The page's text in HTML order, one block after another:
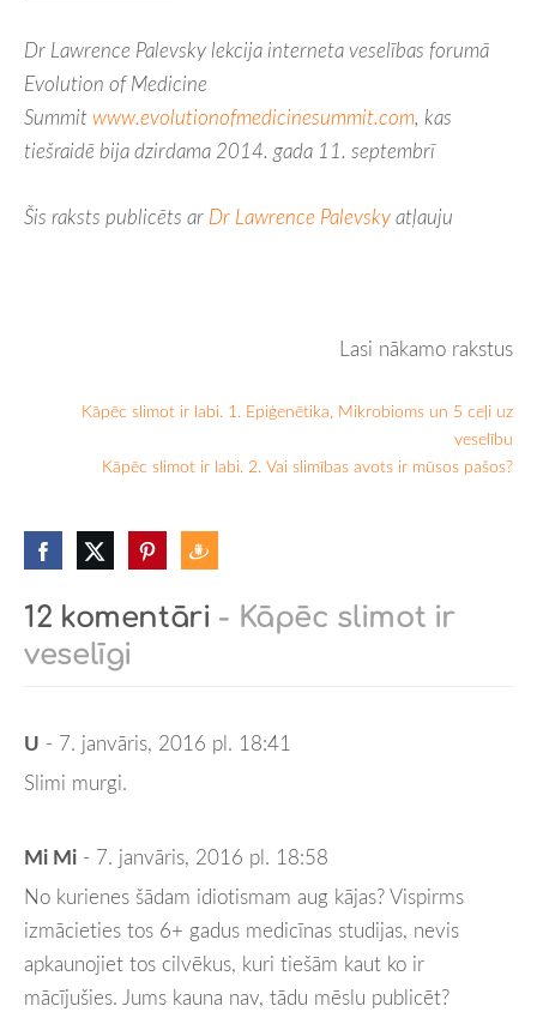
Dr Lawrence Palevsky lekcija interneta veselības forumā
Evolution of Medicine
Summitwww.evolutionofmedicinesummit.com, kas
tiešraidē bija dzirdama 2014. gada 11. septembrī
Šis raksts publicēts ar Dr Lawrence Palevskyatļauju
Lasi nākamo rakstus
Kāpēc slimot ir labi. 1. Epiģenētika, Mikrobioms un 5 ceļi uz
veselību
Kāpēc slimot ir labi. 2. Vai slimības avots ir mūsos pašos?
12 komentāri - Kāpēc slimot ir
veselīgi
U - 7. janvāris, 2016 pl. 18:41
Slimi murgi.
Mi Mi - 7. janvāris, 2016 pl. 18:58
No kurienes šādam idiotismam aug kājas? Vispirms
izmācieties tos 6+ gadus medicīnas studijas, nevis
apkaunojiet tos cilvēkus, kuri tiešām kaut ko ir
mācījušies. Jums kauna nav, tādu mēslu publicēt?